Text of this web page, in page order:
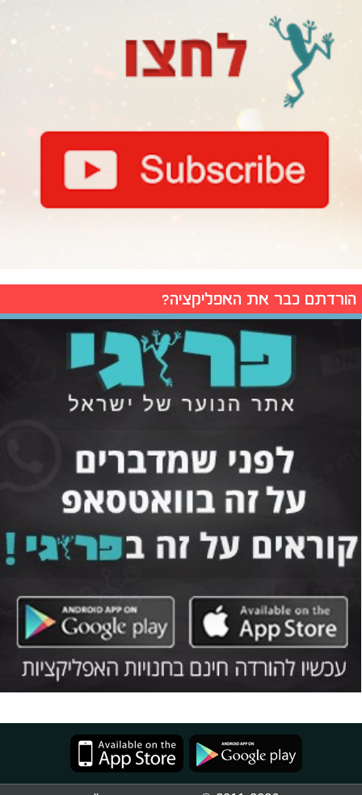
הורדתם כבר את האפליקציה?